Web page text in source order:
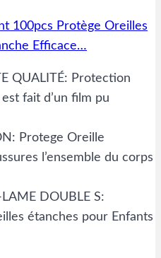
100pcs Protège Oreilles
Efficace…
QUALITÉ: Protection
fait d’un film pu
Protege Oreille
l’ensemble du corps
DOUBLE S:
étanches pour Enfants